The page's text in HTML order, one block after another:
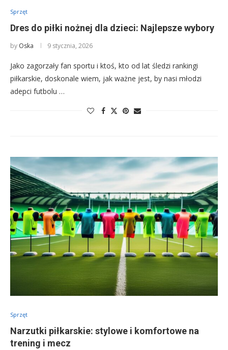
Sprzęt
Dres do piłki nożnej dla dzieci: Najlepsze wybory
by Oska 9 stycznia, 2026
Jako zagorzały fan sportu i ktoś, kto od lat śledzi rankingi
piłkarskie, doskonale wiem, jak ważne jest, by nasi młodzi
adepci futbolu …
Sprzęt
Narzutki piłkarskie: stylowe i komfortowe na
trening i mecz